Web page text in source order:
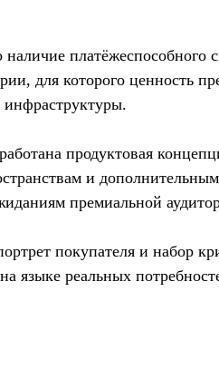
наличие
для которого ценность
продуктовая
и
премиальной
покупателя и набор
языке реальных